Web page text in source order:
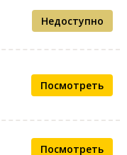
Недоступно
Посмотреть
Посмотреть